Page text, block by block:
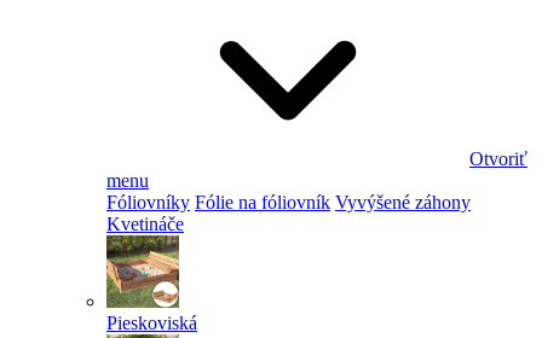
Otvoriť
menu
Fóliovníky Fólie na fóliovník Vyvýšené záhony
Kvetináče
Pieskoviská